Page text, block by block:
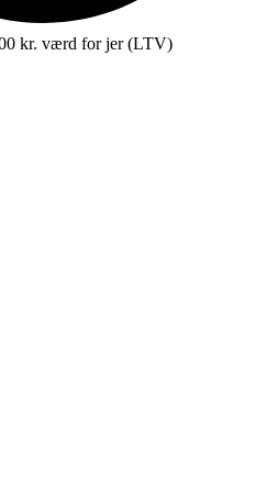
kr. værd for jer (LTV)